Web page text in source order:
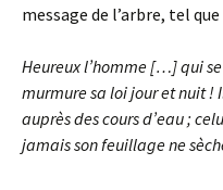
message de l’arbre, tel
Heureux l’homme […] qui
murmure sa loi jour et nuit !
auprès des cours d’eau ;
jamais son feuillage ne